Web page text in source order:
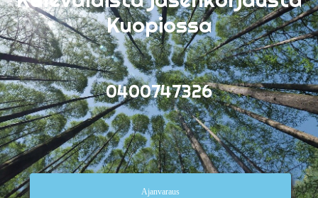
Kuopiossa
0400747326
Ajanvaraus